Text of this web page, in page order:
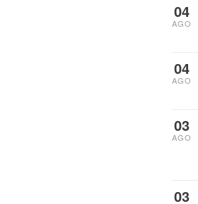
04
AGO
04
AGO
03
AGO
03